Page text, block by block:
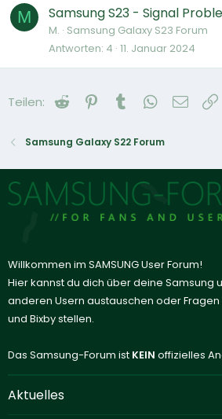
M Samsung S23 - Signal
M. Samsung Galaxy S23 Forum
Antworten 4 11. Januar 2024
Teilen: Reddit Pinterest
Tumblr WhatsApp
E-Mail
Samsung Galaxy S22 Forum
Willkommen im SAMSUNG User Forum!
Hier kannst du dich über deine Samsung
anderen Usern austauschen oder
und Bixby stellen.
Das Samsung-Forum ist KEIN offizielles
Aktuelles